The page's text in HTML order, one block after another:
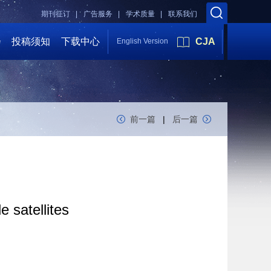
联系我们
学术质量 |
广告服务 |
期刊征订 |
投稿须知 下载中心 English Version CJA
前一篇 | 后一篇
satellites